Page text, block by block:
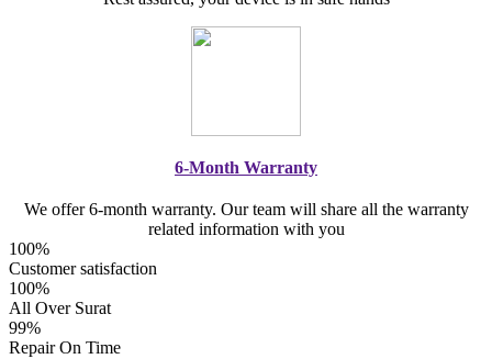
6-Month Warranty
We offer 6-month warranty. Our team will share all the warranty
related information with you
100%
Customer satisfaction
100%
All Over Surat
99%
Repair On Time